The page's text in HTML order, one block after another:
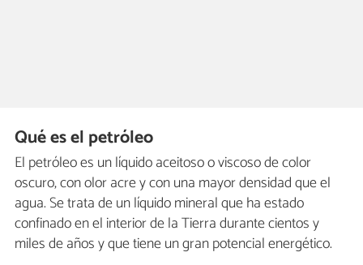
Qué es el petróleo
El petróleo es un líquido aceitoso o viscoso de color
oscuro, con olor acre y con una mayor densidad que el
agua. Se trata de un líquido mineral que ha estado
confinado en el interior de la Tierra durante cientos y
miles de años y que tiene un gran potencial energético.